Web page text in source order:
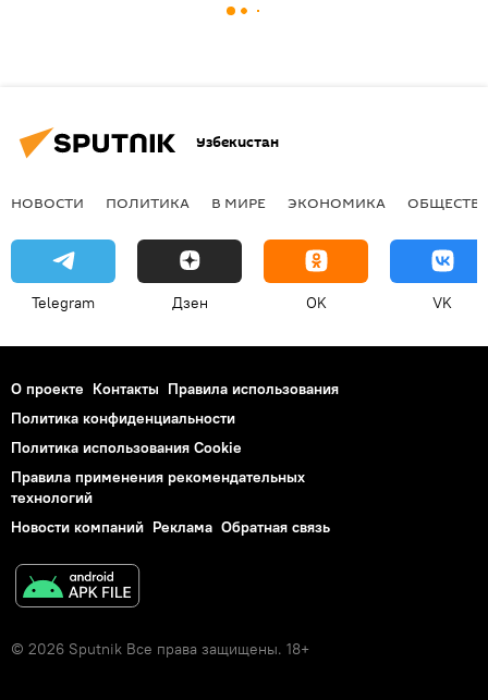
Узбекистан
НОВОСТИ ПОЛИТИКА В МИРЕ ЭКОНОМИКА
Telegram Дзен OK VK
О проекте Контакты Правила использования
Политика конфиденциальности
Политика использования Cookie
Правила применения рекомендательных
технологий
Новости компаний Реклама Обратная связь
© 2026 Sputnik Все права защищены. 18+